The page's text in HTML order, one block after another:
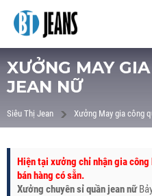
XƯỞNG MAY
JEAN NỮ
Siêu Thị Jean Xưởng May gia công
Hiện tại xưởng chỉ nhận gia công
bán hàng có sẵn.
Xưởng chuyên sỉ quần jean nữ